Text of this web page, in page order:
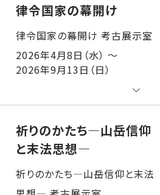
律令国家の幕開け
律令国家の幕開け 考古展示室
2026年4月8日（水） ～
2026年9月13日（日）
祈りのかたち―山岳信仰
と末法思想―
祈りのかたち―山岳信仰と末法思想― 考古展示室